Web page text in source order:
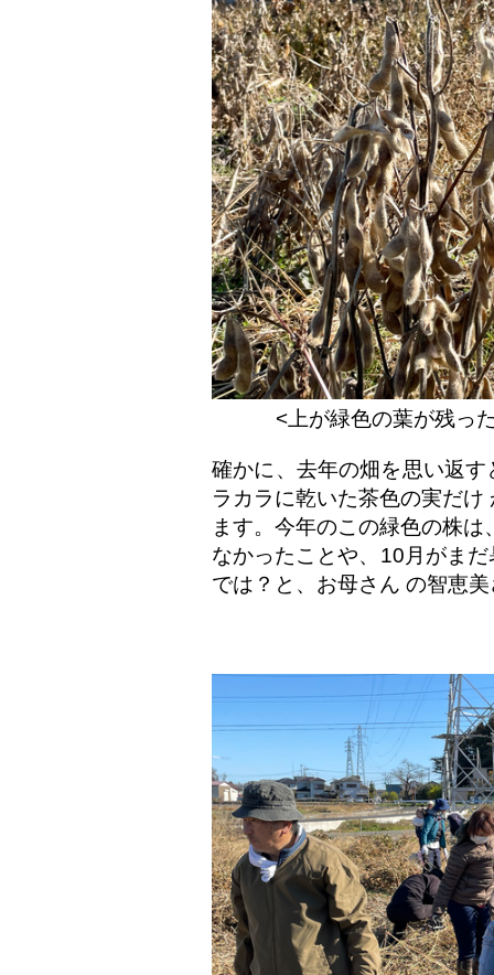
<上が緑色の葉が残っ
確かに、去年の畑を思い返
ラカラに乾いた茶色の実だ
ます。今年のこの緑色の株
なかったことや、10月がま
では？と、お母さん の智恵